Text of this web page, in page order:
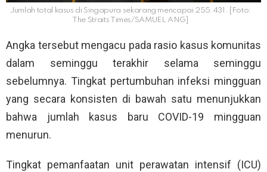
Jumlah total kasus di Singapura sekarang mencapai 255.431. [Foto:
The Straits Times/SAMUEL ANG]
Angka tersebut mengacu pada rasio kasus komunitas
dalam seminggu terakhir selama seminggu
sebelumnya. Tingkat pertumbuhan infeksi mingguan
yang secara konsisten di bawah satu menunjukkan
bahwa jumlah kasus baru COVID-19 mingguan
menurun.
Tingkat pemanfaatan unit perawatan intensif (ICU)